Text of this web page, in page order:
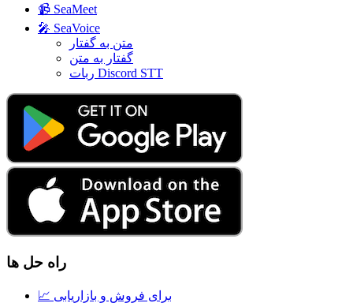
📹 SeaMeet
🎤 SeaVoice
متن به گفتار
گفتار به متن
ربات Discord STT
راه حل ها
📈 برای فروش و بازاریابی